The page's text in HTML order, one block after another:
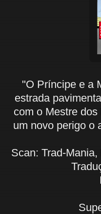
"O Príncipe e a
estrada
com o Mestre
um novo perigo o
Scan: Trad-